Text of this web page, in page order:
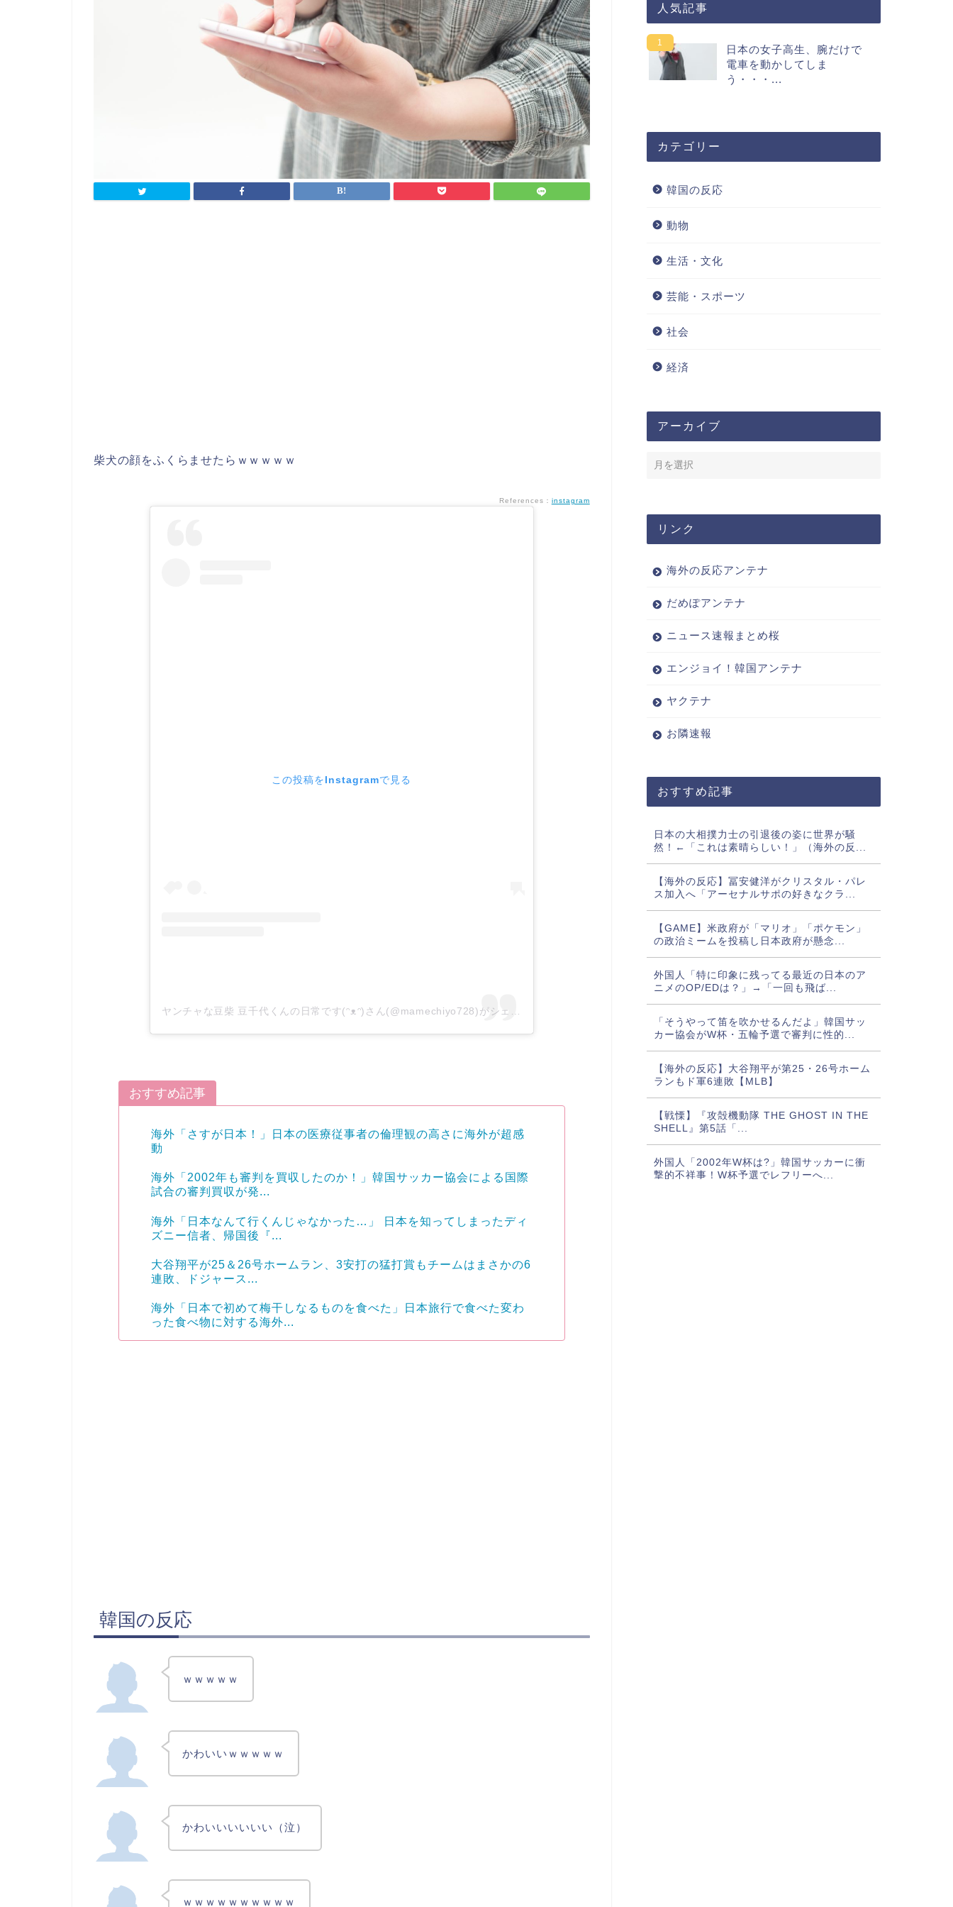
柴犬の顔をふくらませたらｗｗｗｗｗ
References： instagram
この投稿をInstagramで見る
おすすめ記事
海外「さすが日本！」日本の医療従事者の倫理観の高さに海外が超感
動
海外「2002年も審判を買収したのか！」韓国サッカー協会による国際
試合の審判買収が発...
海外「日本なんて行くんじゃなかった…」 日本を知ってしまったディ
ズニー信者、帰国後『...
大谷翔平が25＆26号ホームラン、3安打の猛打賞もチームはまさかの6
連敗、ドジャース...
海外「日本で初めて梅干しなるものを食べた」日本旅行で食べた変わ
った食べ物に対する海外...
韓国の反応
ｗｗｗｗｗ
かわいいｗｗｗｗｗ
かわいいいいいい（泣）
ｗｗｗｗｗｗｗｗｗｗ
人気記事
日本の女子高生、腕だけで
電車を動かしてしま
う・・・...
カテゴリー
韓国の反応
動物
生活・文化
芸能・スポーツ
社会
経済
アーカイブ
リンク
海外の反応アンテナ
だめぽアンテナ
ニュース速報まとめ桜
エンジョイ！韓国アンテナ
ヤクテナ
お隣速報
おすすめ記事
日本の大相撲力士の引退後の姿に世界が騒
然！←「これは素晴らしい！」（海外の反...
【海外の反応】冨安健洋がクリスタル・パレ
ス加入へ「アーセナルサポの好きなクラ...
【GAME】米政府が「マリオ」「ポケモン」
の政治ミームを投稿し日本政府が懸念...
外国人「特に印象に残ってる最近の日本のア
ニメのOP/EDは？」→「一回も飛ば...
「そうやって笛を吹かせるんだよ」韓国サッ
カー協会がW杯・五輪予選で審判に性的...
【海外の反応】大谷翔平が第25・26号ホーム
ランもド軍6連敗【MLB】
【戦慄】『攻殻機動隊 THE GHOST IN THE
SHELL』第5話「...
外国人「2002年W杯は?」韓国サッカーに衝
撃的不祥事！W杯予選でレフリーへ...